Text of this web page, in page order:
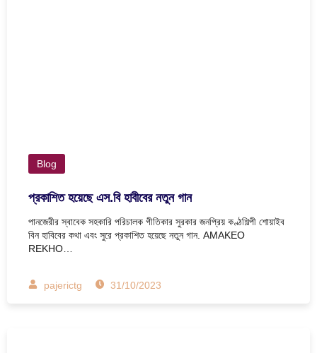
Blog
প্রকাশিত হয়েছে এস.বি হাবীবের নতুন গান
পানজেরীর স্বাবেক সহকারি পরিচালক গীতিকার সুরকার জনপ্রিয় কণ্ঠশিল্পী শোয়াইব
বিন হাবিবের কথা এবং সুরে প্রকাশিত হয়েছে নতুন গান. AMAKEO
REKHO…
pajerictg 31/10/2023